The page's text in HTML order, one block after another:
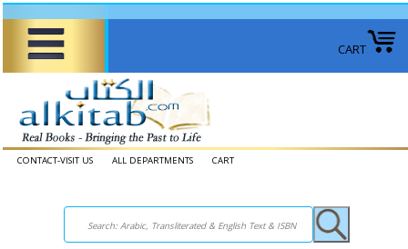
CART
CONTACT-VISIT US ALL DEPARTMENTS CART